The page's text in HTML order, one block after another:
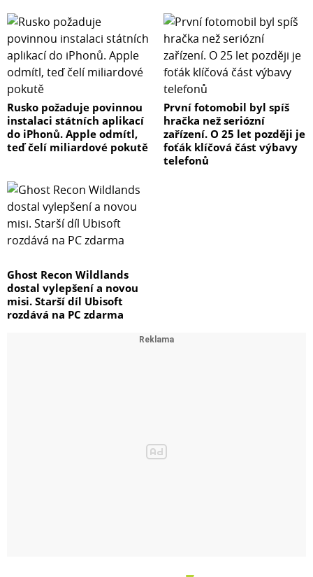
Rusko požaduje povinnou
instalaci státních aplikací
do iPhonů. Apple odmítl,
teď čelí miliardové pokutě
První fotomobil byl spíš
hračka než seriózní
zařízení. O 25 let později je
foťák klíčová část výbavy
telefonů
Ghost Recon Wildlands
dostal vylepšení a novou
misi. Starší díl Ubisoft
rozdává na PC zdarma